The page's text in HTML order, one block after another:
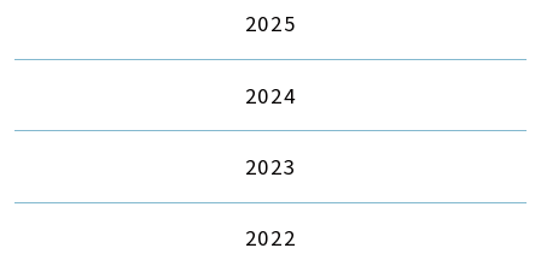
2025
2024
2023
2022